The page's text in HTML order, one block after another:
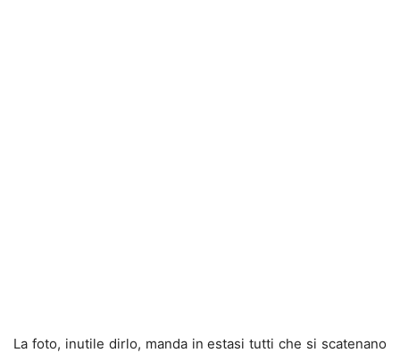
La foto, inutile dirlo, manda in estasi tutti che si scatenano